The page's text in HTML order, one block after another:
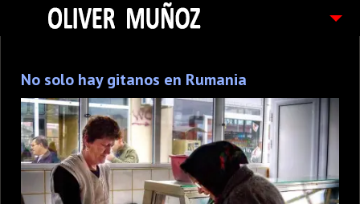
FOTOGRAFIAS
CONTACTO
PEDIDOS
No solo hay gitanos en Rumania